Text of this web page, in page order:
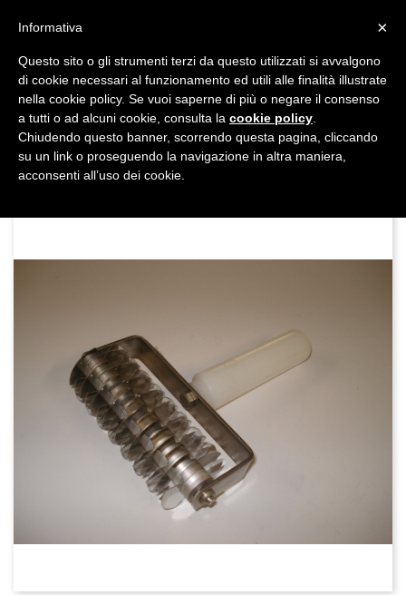
 shopping_cart
DAL 1977

MADE IN ITALY E UE
×
Informativa
Questo sito o gli strumenti terzi da questo utilizzati si avvalgono
di cookie necessari al funzionamento ed utili alle finalità illustrate
nella cookie policy. Se vuoi saperne di più o negare il consenso
a tutti o ad alcuni cookie, consulta la cookie policy
Chiudendo questo banner, scorrendo questa pagina, cliccando
su un link o proseguendo la navigazione in altra maniera,
acconsenti all’uso dei cookie.